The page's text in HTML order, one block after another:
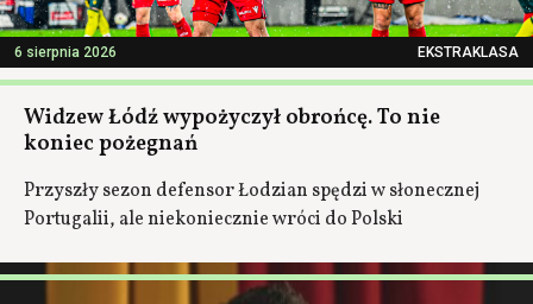
6 sierpnia 2026 EKSTRAKLASA
Widzew Łódź wypożyczył obrońcę. To nie
koniec pożegnań
Przyszły sezon defensor Łodzian spędzi w słonecznej
Portugalii, ale niekoniecznie wróci do Polski